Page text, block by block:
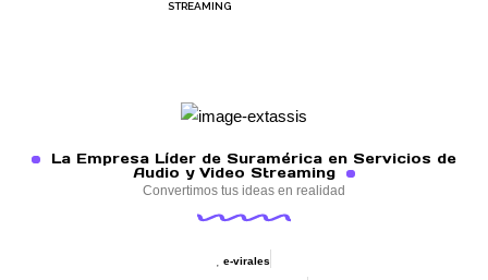
STREAMING
La Empresa Líder de Suramérica en Servicios de
Audio y Video Streaming
Convertimos tus ideas en realidad
e-virales